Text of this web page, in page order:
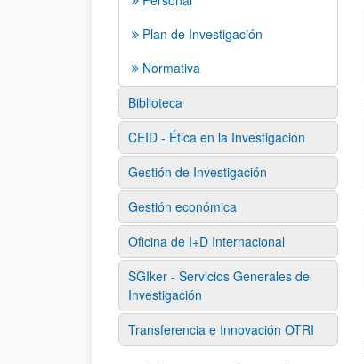
Plan de Investigación
Normativa
Biblioteca
CEID - Ética en la Investigación
Gestión de Investigación
Gestión económica
Oficina de I+D Internacional
SGIker - Servicios Generales de
Investigación
Transferencia e Innovación OTRI